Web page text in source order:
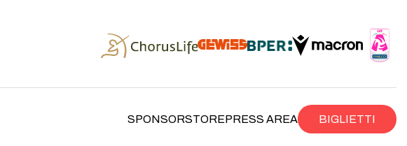
SPONSORSTOREPRESS AREA BIGLIETTI